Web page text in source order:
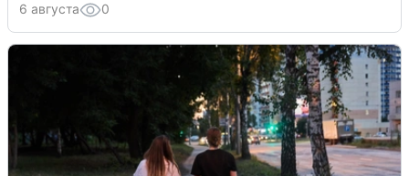
6 августа 0